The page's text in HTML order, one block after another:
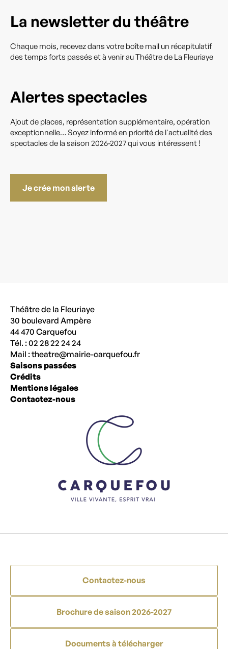
La newsletter du théâtre
Chaque mois, recevez dans votre boîte mail un récapitulatif
des temps forts passés et à venir au Théâtre de La Fleuriaye
Alertes spectacles
Ajout de places, représentation supplémentaire, opération
exceptionnelle… Soyez informé en priorité de l'actualité des
spectacles de la saison 2026-2027 qui vous intéressent !
Je crée mon alerte
Théâtre de la Fleuriaye
30 boulevard Ampère
44 470 Carquefou
Tél. : 02 28 22 24 24
Mail :theatre@mairie-carquefou.fr
Saisons passées
Crédits
Mentions légales
Contactez-nous
Contactez-nous
Brochure de saison 2026-2027
Documents à télécharger